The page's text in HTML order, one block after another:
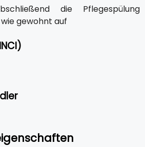
die Pflegespülung
gewohnt auf